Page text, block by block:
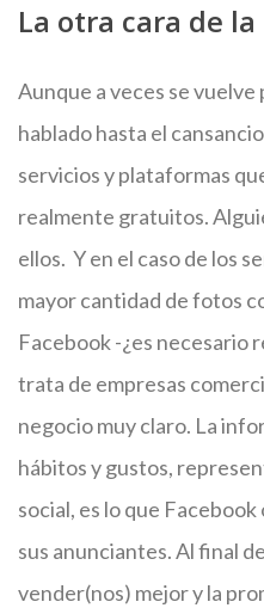
La otra cara de
Aunque a veces se vuelve
hablado hasta el
servicios y plataformas
realmente gratuitos.
ellos. Y en el caso de los
mayor cantidad de fotos
Facebook -¿es necesario
trata de empresas
negocio muy claro. La
hábitos y gustos,
social, es lo que
sus anunciantes. Al final
vender(nos) mejor y la